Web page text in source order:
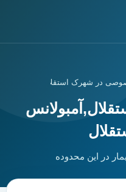
در شهرک استقلال
در این محدوده